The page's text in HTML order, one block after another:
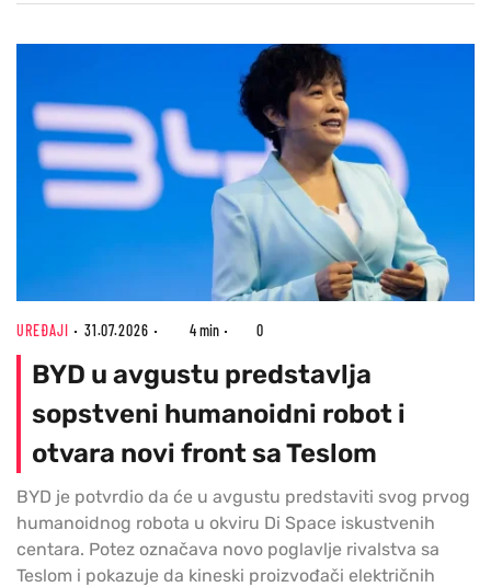
UREĐAJI 31.07.2026 4 min 0
BYD u avgustu predstavlja
sopstveni humanoidni robot i
otvara novi front sa Teslom
BYD je potvrdio da će u avgustu predstaviti svog prvog
humanoidnog robota u okviru Di Space iskustvenih
centara. Potez označava novo poglavlje rivalstva sa
Teslom i pokazuje da kineski proizvođači električnih